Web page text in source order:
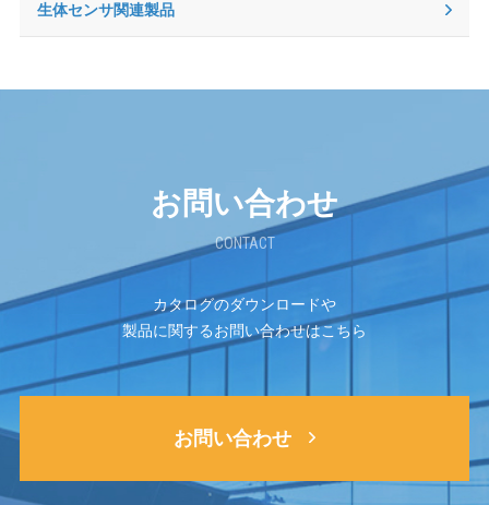
生体センサ関連製品
お問い合わせ
CONTACT
カタログのダウンロードや
製品に関するお問い合わせはこちら
お問い合わせ